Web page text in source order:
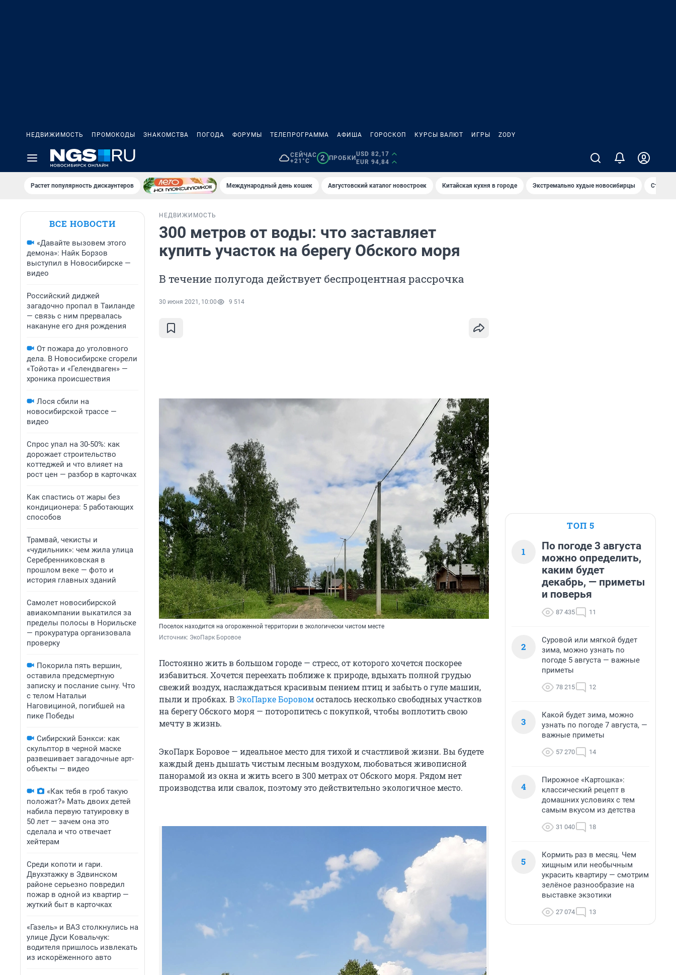
НЕДВИЖИМОСТЬ ПРОМОКОДЫ ЗНАКОМСТВА ПОГОДА ФОРУМЫ ТЕЛЕПРОГРАММА АФИША ГОРОСКОП КУРСЫ ВАЛЮТ ИГРЫ ZODY
СЕЙЧАС
+21°C
2 ПРОБКИ
USD 82,17
EUR 94,84
Растет популярность дискаунтеров Международный день кошек Августовский каталог новостроек Китайская кухня в городе Экстремально худые новосибирцы Старт
ВСЕ НОВОСТИ
«Давайте вызовем этого
демона»: Найк Борзов
выступил в Новосибирске —
видео
Российский диджей
загадочно пропал в Таиланде
— связь с ним прервалась
накануне его дня рождения
От пожара до уголовного
дела. В Новосибирске сгорели
«Тойота» и «Гелендваген» —
хроника происшествия
Лося сбили на
новосибирской трассе —
видео
Спрос упал на 30-50%: как
дорожает строительство
коттеджей и что влияет на
рост цен — разбор в карточках
Как спастись от жары без
кондиционера: 5 работающих
способов
Трамвай, чекисты и
«чудильник»: чем жила улица
Серебренниковская в
прошлом веке — фото и
история главных зданий
Самолет новосибирской
авиакомпании выкатился за
пределы полосы в Норильске
— прокуратура организовала
проверку
Покорила пять вершин,
оставила предсмертную
записку и послание сыну. Что
с телом Натальи
Наговициной, погибшей на
пике Победы
Сибирский Бэнкси: как
скульптор в черной маске
развешивает загадочные арт-
объекты — видео
«Как тебя в гроб такую
положат?» Мать двоих детей
набила первую татуировку в
50 лет — зачем она это
сделала и что отвечает
хейтерам
Среди копоти и гари.
Двухэтажку в Здвинском
районе серьезно повредил
пожар в одной из квартир —
жуткий быт в карточках
«Газель» и ВАЗ столкнулись на
улице Дуси Ковальчук:
водителя пришлось извлекать
из искорёженного авто
НЕДВИЖИМОСТЬ
300 метров от воды: что заставляет
купить участок на берегу Обского моря
В течение полугода действует беспроцентная рассрочка
30 июня 2021, 10:00 9 514
Поселок находится на огороженной территории в экологически чистом месте
Источник: ЭкоПарк Боровое
Постоянно жить в большом городе — стресс, от которого хочется поскорее
избавиться. Хочется переехать поближе к природе, вдыхать полной грудью
свежий воздух, наслаждаться красивым пением птиц и забыть о гуле машин,
пыли и пробках. В ЭкоПарке Боровомосталось несколько свободных участков
на берегу Обского моря — поторопитесь с покупкой, чтобы воплотить свою
мечту в жизнь.
ЭкоПарк Боровое — идеальное место для тихой и счастливой жизни. Вы будете
каждый день дышать чистым лесным воздухом, любоваться живописной
панорамой из окна и жить всего в 300 метрах от Обского моря. Рядом нет
производства или свалок, поэтому это действительно экологичное место.
ТОП 5
1
По погоде 3 августа
можно определить,
каким будет
декабрь, — приметы
и поверья
87 435 11
2
Суровой или мягкой будет
зима, можно узнать по
погоде 5 августа — важные
приметы
78 215 12
3
Какой будет зима, можно
узнать по погоде 7 августа, —
важные приметы
57 270 14
4
Пирожное «Картошка»:
классический рецепт в
домашних условиях с тем
самым вкусом из детства
31 040 18
5
Кормить раз в месяц. Чем
хищным или необычным
украсить квартиру — смотрим
зелёное разнообразие на
выставке экзотики
27 074 13